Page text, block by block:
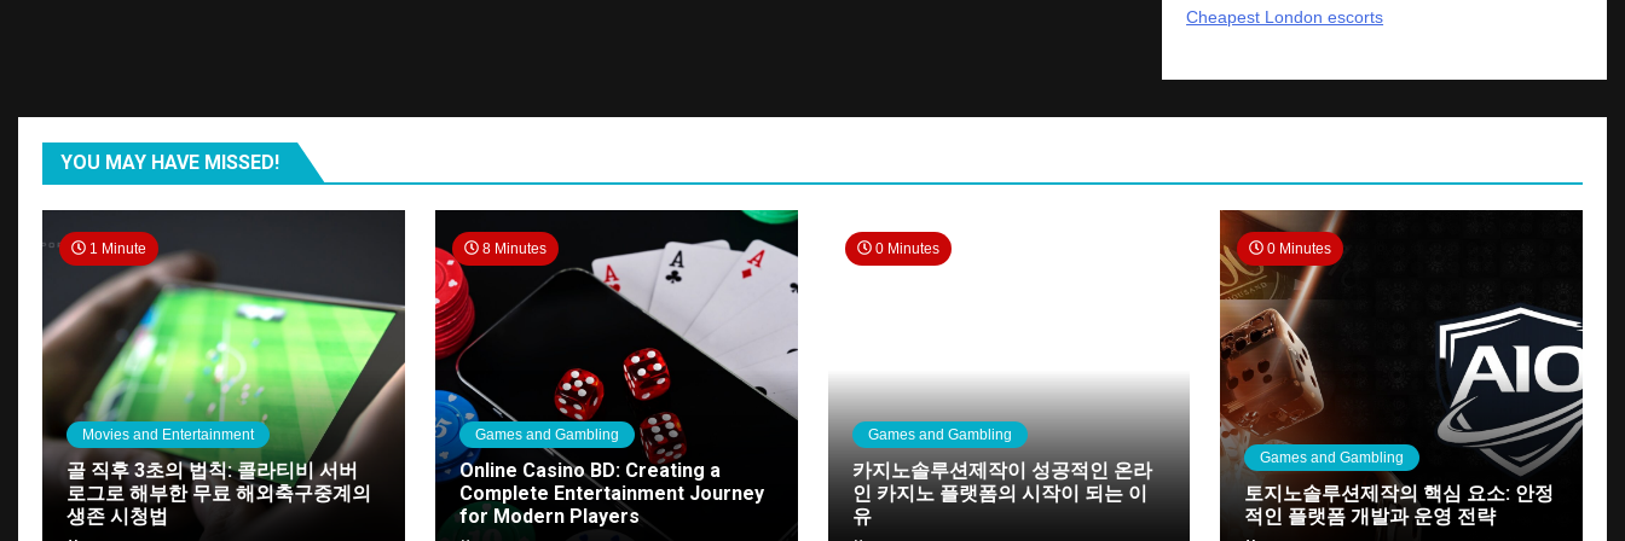
Cheapest London escorts
YOU MAY HAVE MISSED!
1 Minute
Movies and Entertainment
골 직후 3초의 법칙: 콜라티비 서버
로그로 해부한 무료 해외축구중계의
생존 시청법
8 Minutes
Games and Gambling
Online Casino BD: Creating a
Complete Entertainment Journey
for Modern Players
0 Minutes
Games and Gambling
카지노솔루션제작이 성공적인 온라
인 카지노 플랫폼의 시작이 되는 이
유
0 Minutes
Games and Gambling
토지노솔루션제작의 핵심 요소: 안정
적인 플랫폼 개발과 운영 전략